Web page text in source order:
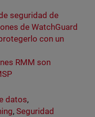
seguridad de
de WatchGuard
con un
RMM son
datos,
,Seguridad